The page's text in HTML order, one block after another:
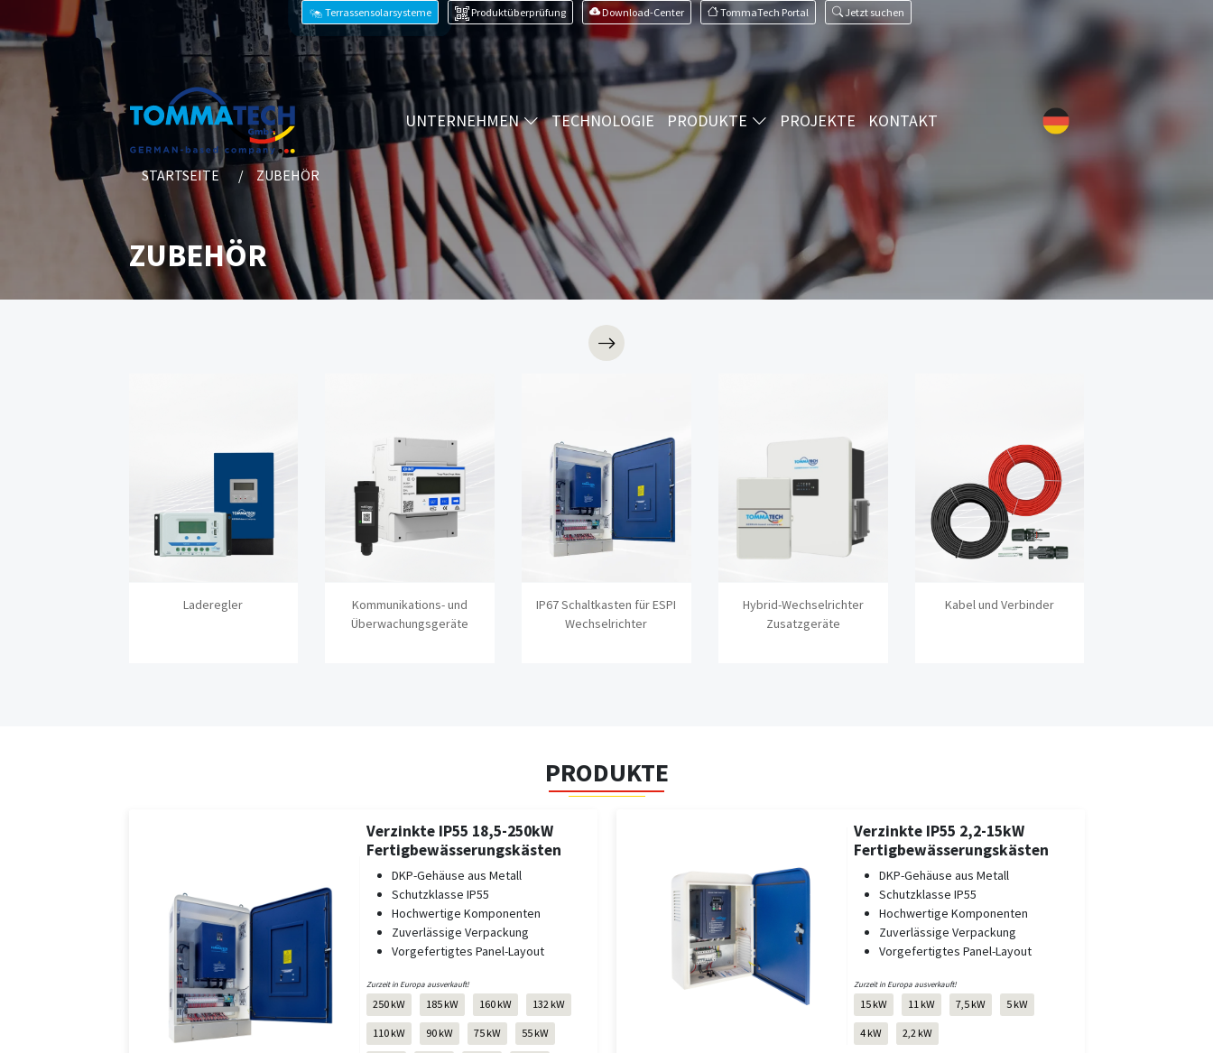
Terrassensolarsysteme Produktüberprüfung Download-Center TommaTech Portal Jetzt suchen
UNTERNEHMEN TECHNOLOGIE PRODUKTE PROJEKTE KONTAKT
STARTSEITE ZUBEHÖR
ZUBEHÖR
Laderegler
Kommunikations- und
Überwachungsgeräte
IP67 Schaltkasten für ESPI
Wechselrichter
Hybrid-Wechselrichter
Zusatzgeräte
Kabel und Verbinder
PRODUKTE
Verzinkte IP55 18,5-250kW
Fertigbewässerungskästen
DKP-Gehäuse aus Metall
Schutzklasse IP55
Hochwertige Komponenten
Zuverlässige Verpackung
Vorgefertigtes Panel-Layout
Zurzeit in Europa ausverkauft!
250 kW 185 kW 160 kW 132 kW
110 kW 90 kW 75 kW 55 kW
Verzinkte IP55 2,2-15kW
Fertigbewässerungskästen
DKP-Gehäuse aus Metall
Schutzklasse IP55
Hochwertige Komponenten
Zuverlässige Verpackung
Vorgefertigtes Panel-Layout
Zurzeit in Europa ausverkauft!
15 kW 11 kW 7,5 kW 5 kW
4 kW 2,2 kW